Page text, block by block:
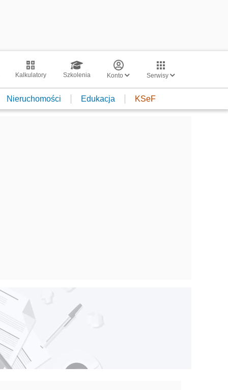
Kalkulatory Szkolenia Konto Serwisy
Nieruchomości Edukacja KSeF